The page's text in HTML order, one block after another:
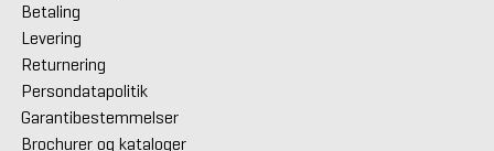
Betaling
Levering
Returnering
Persondatapolitik
Garantibestemmelser
Brochurer og kataloger